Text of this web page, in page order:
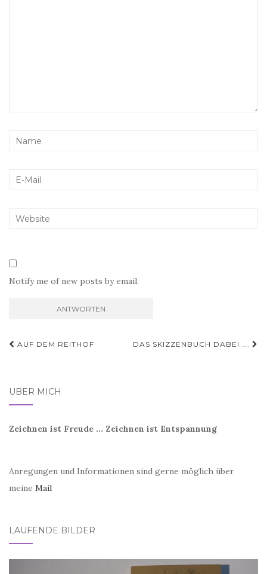
Notify me of new posts by email.
Beitragsnavigation
AUF DEM REITHOF DAS SKIZZENBUCH DABEI ….
ÜBER MICH
Zeichnen ist Freude ... Zeichnen ist Entspannung
Anregungen und Informationen sind gerne möglich über
meine Mail
LAUFENDE BILDER